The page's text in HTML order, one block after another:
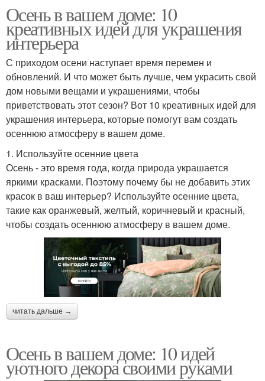
Осень в вашем доме: 10
креативных идей для украшения
интерьера
С приходом осени наступает время перемен и
обновлений. И что может быть лучше, чем украсить свой
дом новыми вещами и украшениями, чтобы
приветствовать этот сезон? Вот 10 креативных идей для
украшения интерьера, которые помогут вам создать
осеннюю атмосферу в вашем доме.
1. Используйте осенние цвета
Осень - это время года, когда природа украшается
яркими красками. Поэтому почему бы не добавить этих
красок в ваш интерьер? Используйте осенние цвета,
такие как оранжевый, желтый, коричневый и красный,
чтобы создать осеннюю атмосферу в вашем доме.
читать дальше →
Осень в вашем доме: 10 идей
уютного декора своими руками